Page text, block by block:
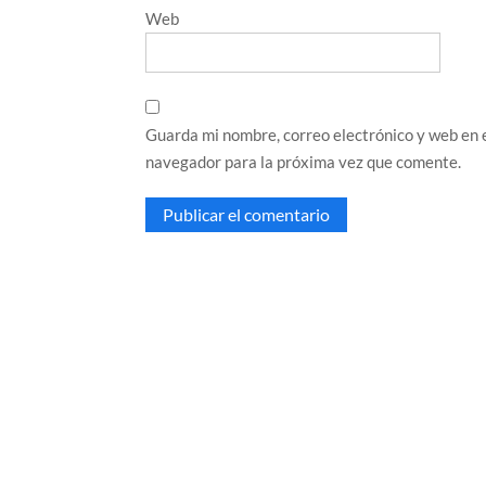
Web
Guarda mi nombre, correo electrónico y web en
navegador para la próxima vez que comente.